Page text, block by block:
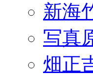
新海
写真
畑正